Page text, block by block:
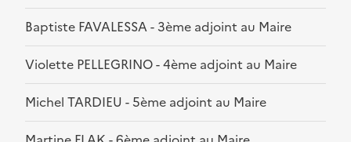
Baptiste FAVALESSA - 3ème adjoint au Maire
Violette PELLEGRINO - 4ème adjoint au Maire
Michel TARDIEU - 5ème adjoint au Maire